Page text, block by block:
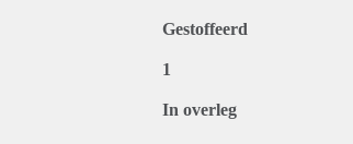
Gestoffeerd
1
In overleg